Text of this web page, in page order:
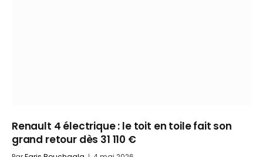
Renault 4 électrique : le toit en toile fait son
grand retour dès 31 110 €